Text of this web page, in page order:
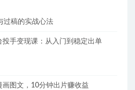
过稿的实战心法
投手变现课：从入门到稳定出单
画图文，10分钟出片赚收益